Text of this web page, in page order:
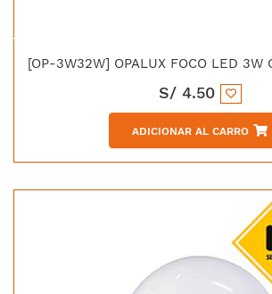
S/ 4.50
ADICIONAR AL CARRO